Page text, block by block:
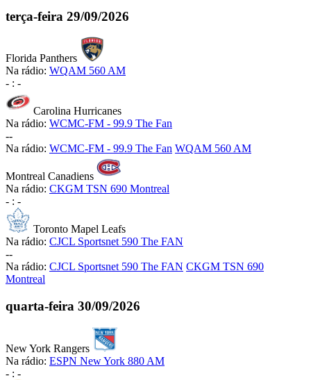
terça-feira 29/09/2026
Florida Panthers
Na rádio: WQAM 560 AM
- : -
Carolina Hurricanes
Na rádio: WCMC-FM - 99.9 The Fan
--
Na rádio: WCMC-FM - 99.9 The Fan WQAM 560 AM
Montreal Canadiens
Na rádio: CKGM TSN 690 Montreal
- : -
Toronto Mapel Leafs
Na rádio: CJCL Sportsnet 590 The FAN
--
Na rádio: CJCL Sportsnet 590 The FAN CKGM TSN 690
Montreal
quarta-feira 30/09/2026
New York Rangers
Na rádio: ESPN New York 880 AM
- : -